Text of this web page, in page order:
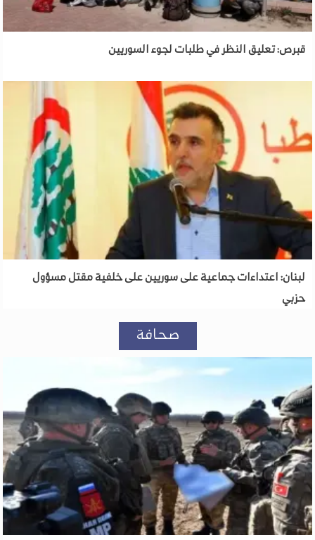
قبرص: تعليق النظر في طلبات لجوء السوريين
لبنان: اعتداءات جماعية على سوريين على خلفية مقتل مسؤول
حزبي
صحافة